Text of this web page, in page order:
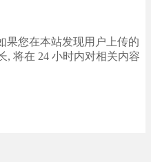
果您在本站发现用户上传的
, 将在 24 小时内对相关内容